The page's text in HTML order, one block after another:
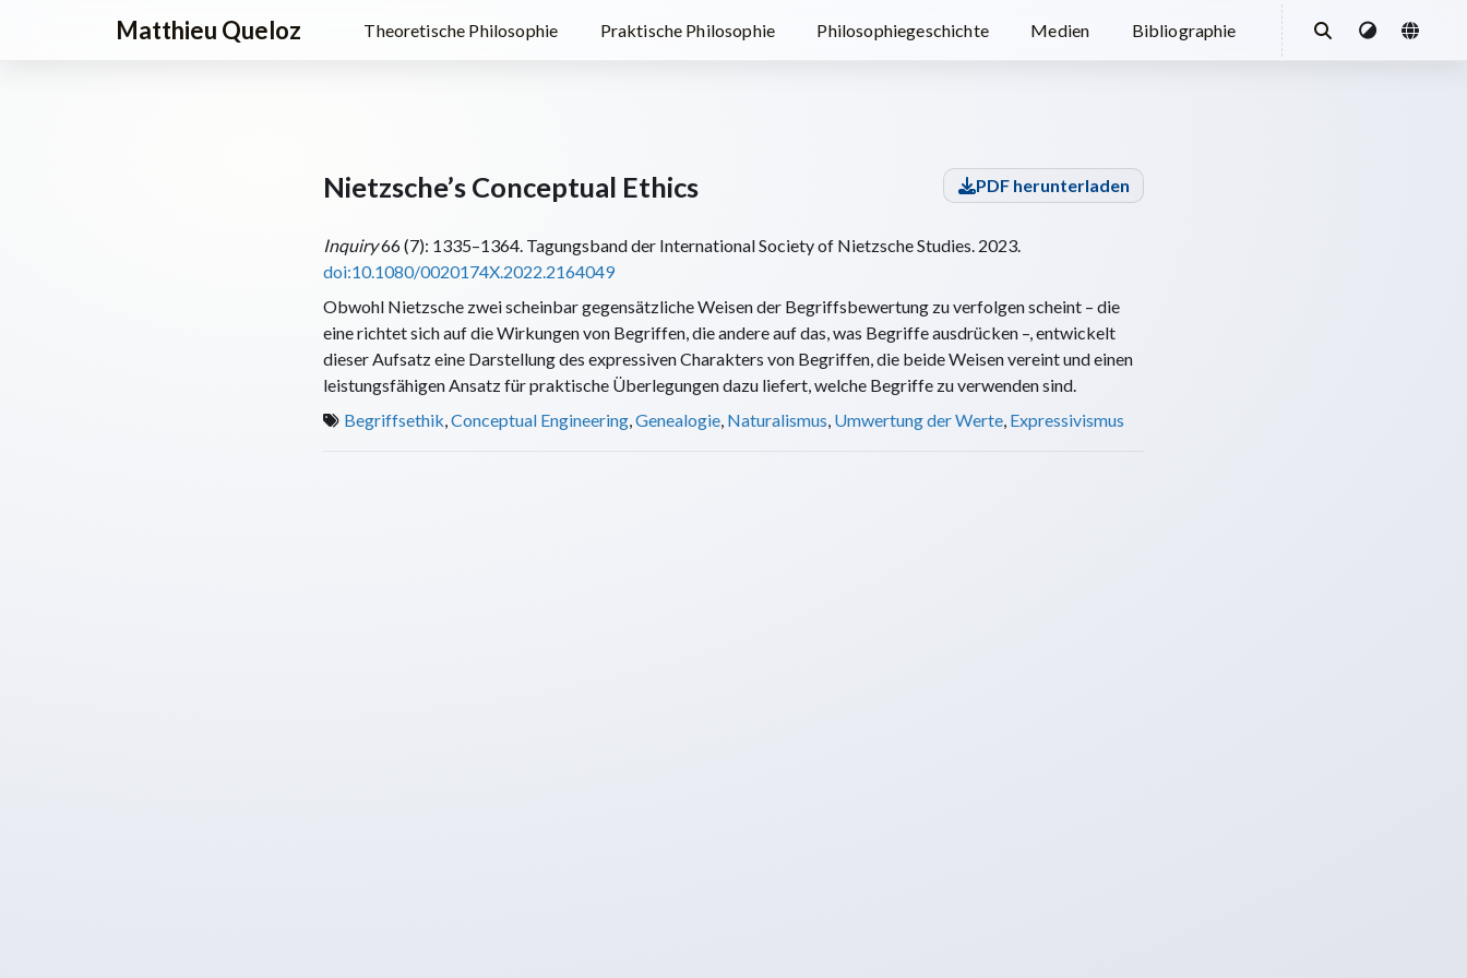
Matthieu Queloz Theoretische Philosophie Praktische Philosophie Philosophiegeschichte Medien Bibliographie
Nietzsche’s Conceptual Ethics PDF herunterladen
Inquiry66 (7): 1335–1364. Tagungsband der International Society of Nietzsche Studies. 2023.
doi:10.1080/0020174X.2022.2164049
Obwohl Nietzsche zwei scheinbar gegensätzliche Weisen der Begriffs­bewertung zu verfolgen scheint – die
eine richtet sich auf die Wirkungen von Begriffen, die andere auf das, was Begriffe ausdrücken –, entwickelt
dieser Aufsatz eine Darstellung des expressiven Charakters von Begriffen, die beide Weisen vereint und einen
leistungsfähigen Ansatz für praktische Überlegungen dazu liefert, welche Begriffe zu verwenden sind.
Begriffsethik,Conceptual Engineering,Genealogie, Naturalismus, Umwertung der Werte, Expressivismus